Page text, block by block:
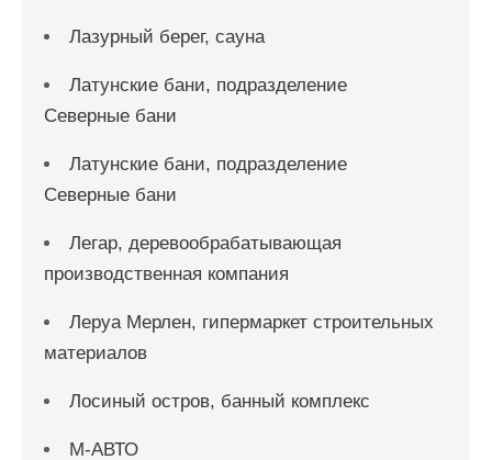
Лазурный берег, сауна
Латунские бани, подразделение
Северные бани
Латунские бани, подразделение
Северные бани
Легар, деревообрабатывающая
производственная компания
Леруа Мерлен, гипермаркет строительных
материалов
Лосиный остров, банный комплекс
М-АВТО